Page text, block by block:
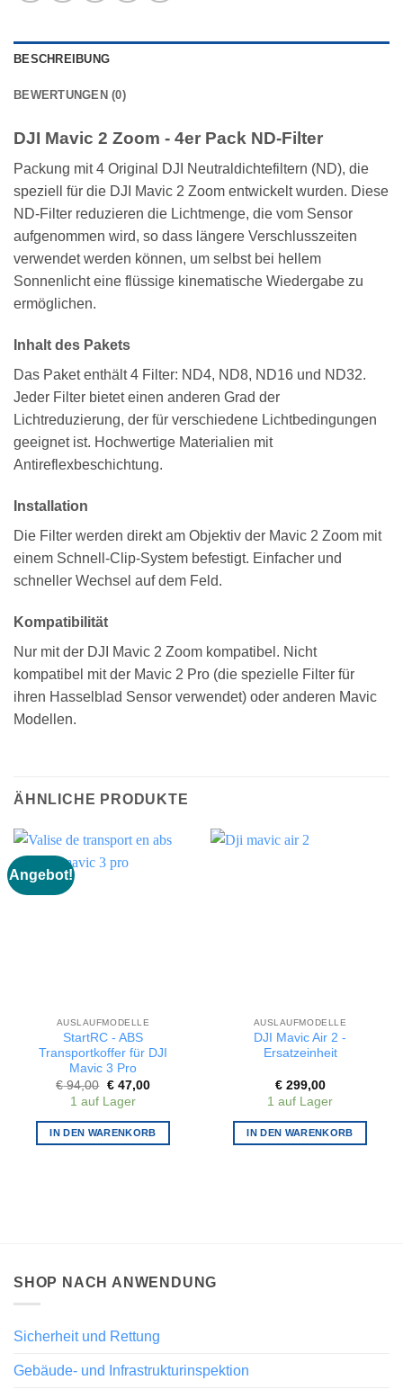
BESCHREIBUNG
BEWERTUNGEN (0)
DJI Mavic 2 Zoom - 4er Pack ND-Filter
Packung mit 4 Original DJI Neutraldichtefiltern (ND), die
speziell für die DJI Mavic 2 Zoom entwickelt wurden. Diese
ND-Filter reduzieren die Lichtmenge, die vom Sensor
aufgenommen wird, so dass längere Verschlusszeiten
verwendet werden können, um selbst bei hellem
Sonnenlicht eine flüssige kinematische Wiedergabe zu
ermöglichen.
Inhalt des Pakets
Das Paket enthält 4 Filter: ND4, ND8, ND16 und ND32.
Jeder Filter bietet einen anderen Grad der
Lichtreduzierung, der für verschiedene Lichtbedingungen
geeignet ist. Hochwertige Materialien mit
Antireflexbeschichtung.
Installation
Die Filter werden direkt am Objektiv der Mavic 2 Zoom mit
einem Schnell-Clip-System befestigt. Einfacher und
schneller Wechsel auf dem Feld.
Kompatibilität
Nur mit der DJI Mavic 2 Zoom kompatibel. Nicht
kompatibel mit der Mavic 2 Pro (die spezielle Filter für
ihren Hasselblad Sensor verwendet) oder anderen Mavic
Modellen.
ÄHNLICHE PRODUKTE
Angebot!
AUSLAUFMODELLE
StartRC - ABS
Transportkoffer für DJI
Mavic 3 Pro
€94,00 Ursprünglicher
Preis
war:
€ 94,00
€47,00Aktueller
€ 47,00.
1 auf Lager
IN DEN WARENKORB
AUSLAUFMODELLE
DJI Mavic Air 2 -
Ersatzeinheit
€299,00
1 auf Lager
IN DEN WARENKORB
SHOP NACH ANWENDUNG
Sicherheit und Rettung
Gebäude- und Infrastrukturinspektion